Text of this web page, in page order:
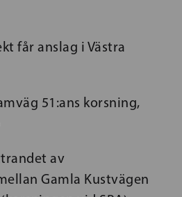
får anslag i Västra
51:ans korsning,
av
Gamla Kustvägen